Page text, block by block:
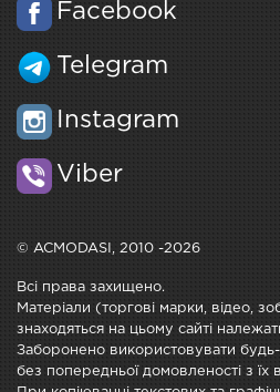
Facebook
Telegram
Instagram
Viber
© ACMODASI, 2010 -2026
Всі права захищено.
Матеріали (торгові марки, відео,
знаходяться на цьому сайті
Заборонено використовувати будь-
без попередньої домовленості з їх